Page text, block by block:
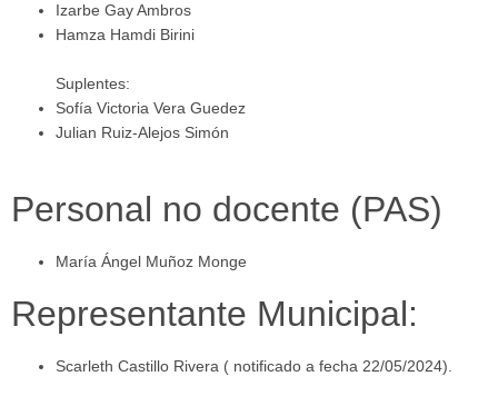
Izarbe Gay Ambros
Hamza Hamdi Birini
Suplentes:
Sofía Victoria Vera Guedez
Julian Ruiz-Alejos Simón
Personal no docente (PAS)
María Ángel Muñoz Monge
Representante Municipal:
Scarleth Castillo Rivera ( notificado a fecha 22/05/2024).